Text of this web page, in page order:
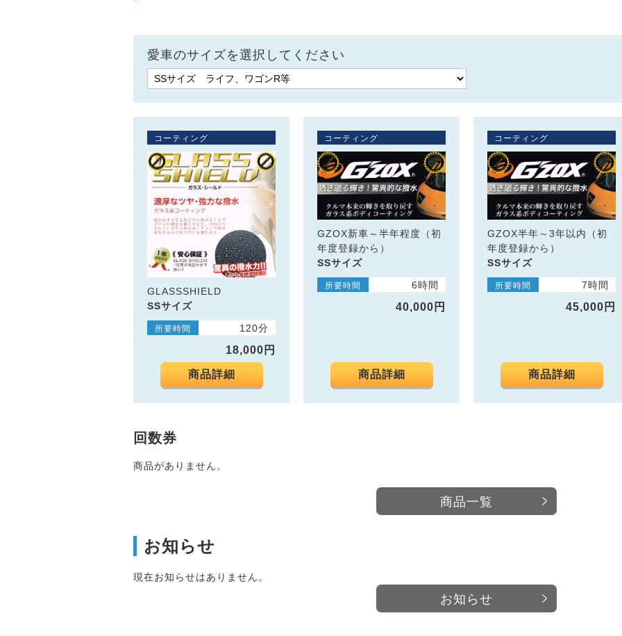
愛車のサイズを選択してください
コーティング
GLASSSHIELD
SSサイズ
所要時間 120分
18,000円
商品詳細
コーティング
GZOX新車～半年程度（初
年度登録から）
SSサイズ
所要時間 6時間
40,000円
商品詳細
コーティング
GZOX半年～3年以内（初
年度登録から）
SSサイズ
所要時間 7時間
45,000円
商品詳細
回数券
商品がありません。
商品一覧
お知らせ
現在お知らせはありません。
お知らせ